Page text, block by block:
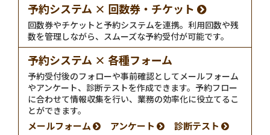
予約システム × 回数券・チケット
回数券やチケットと予約システムを連携。利用回数や残
数を管理しながら、スムーズな予約受付が可能です。
予約システム × 各種フォーム
予約受付後のフォローや事前確認としてメールフォーム
やアンケート、診断テストを作成できます。予約フロー
に合わせて情報収集を行い、業務の効率化に役立てるこ
とができます。
メールフォーム アンケート 診断テスト